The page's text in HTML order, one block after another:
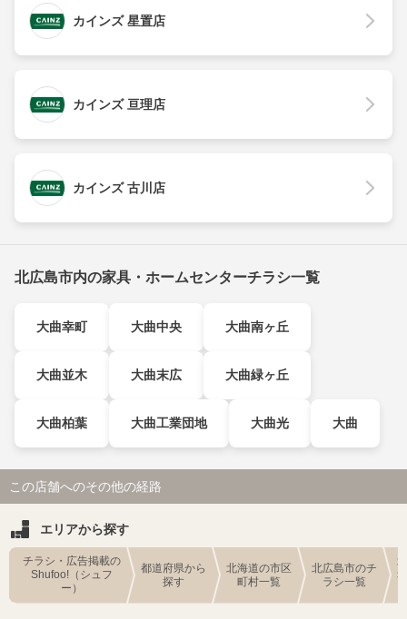
カインズ 星置店
カインズ 亘理店
カインズ 古川店
北広島市内の家具・ホームセンターチラシ一覧
大曲幸町 大曲中央 大曲南ヶ丘
大曲並木 大曲末広 大曲緑ヶ丘
大曲柏葉 大曲工業団地 大曲光 大曲
この店舗へのその他の経路
エリアから探す
チラシ・広告掲載の
Shufoo!（シュフ
ー）
都道府県から
探す
北海道の市区
町村一覧
北広島市のチ
ラシ一覧